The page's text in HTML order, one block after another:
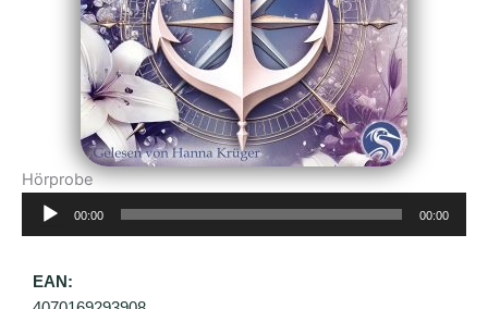
Hörprobe
Audio-
00:00 00:00
EAN: